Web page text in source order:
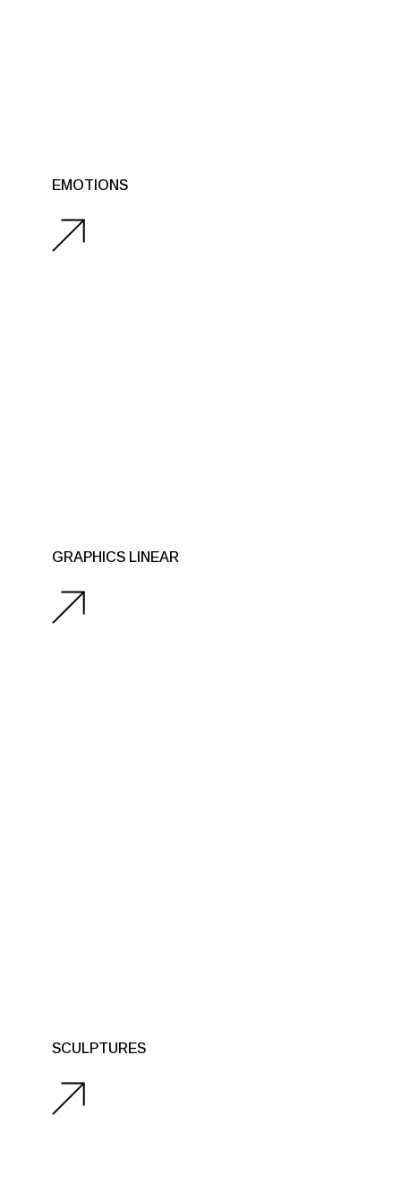
EMOTIONS
GRAPHICS LINEAR
SCULPTURES